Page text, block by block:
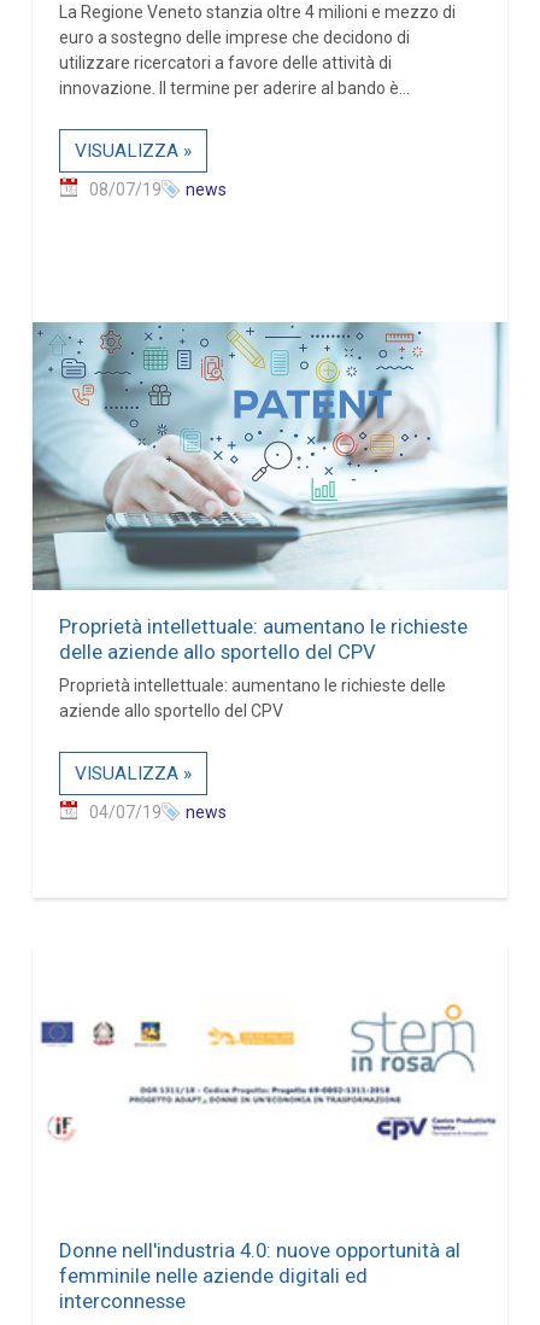
La Regione Veneto stanzia oltre 4 milioni e mezzo di
euro a sostegno delle imprese che decidono di
utilizzare ricercatori a favore delle attività di
innovazione. Il termine per aderire al bando è...
VISUALIZZA »
08/07/19 news
Proprietà intellettuale: aumentano le richieste
delle aziende allo sportello del CPV
Proprietà intellettuale: aumentano le richieste delle
aziende allo sportello del CPV
VISUALIZZA »
04/07/19 news
Donne nell'industria 4.0: nuove opportunità al
femminile nelle aziende digitali ed
interconnesse